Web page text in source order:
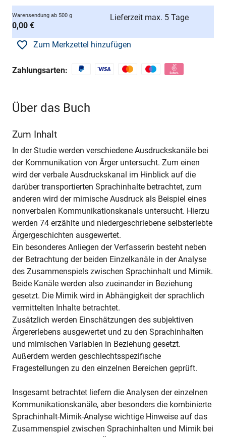
Warensendung ab 500 g
0,00 €
Lieferzeit max. 5 Tage
Zum Merkzettel hinzufügen
Zahlungsarten:
Über das Buch
Zum Inhalt
In der Studie werden verschiedene Ausdruckskanäle bei
der Kommunikation von Ärger untersucht. Zum einen
wird der verbale Ausdruckskanal im Hinblick auf die
darüber transportierten Sprachinhalte betrachtet, zum
anderen wird der mimische Ausdruck als Beispiel eines
nonverbalen Kommunikationskanals untersucht. Hierzu
werden 74 erzählte und niedergeschriebene selbsterlebte
Ärgergeschichten ausgewertet.
Ein besonderes Anliegen der Verfasserin besteht neben
der Betrachtung der beiden Einzelkanäle in der Analyse
des Zusammenspiels zwischen Sprachinhalt und Mimik.
Beide Kanäle werden also zueinander in Beziehung
gesetzt. Die Mimik wird in Abhängigkeit der sprachlich
vermittelten Inhalte betrachtet.
Zusätzlich werden Einschätzungen des subjektiven
Ärgererlebens ausgewertet und zu den Sprachinhalten
und mimischen Variablen in Beziehung gesetzt.
Außerdem werden geschlechtsspezifische
Fragestellungen zu den einzelnen Bereichen geprüft.
Insgesamt betrachtet liefern die Analysen der einzelnen
Kommunikationskanäle, aber besonders die kombinierte
Sprachinhalt-Mimik-Analyse wichtige Hinweise auf das
Zusammenspiel zwischen Sprachinhalten und Mimik bei